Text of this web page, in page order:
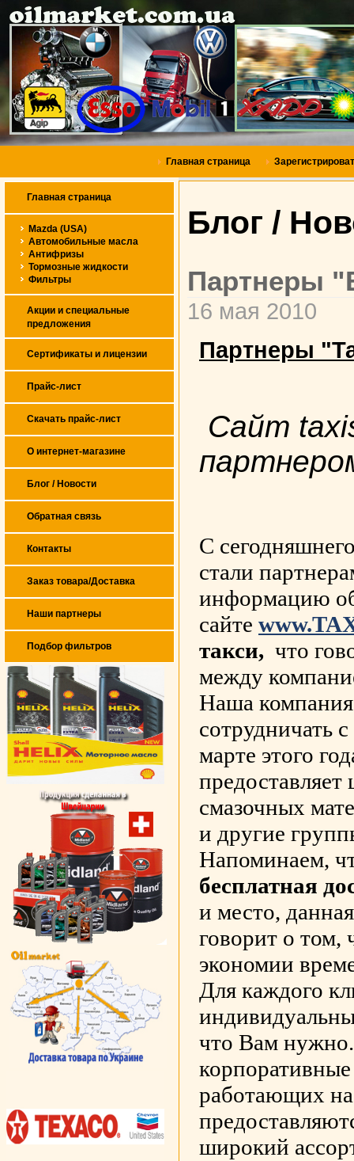
Главная страница
Главная страница
Mazda (USA)
Автомобильные масла
Антифризы
Тормозные жидкости
Фильтры
Акции и специальные
предложения
Сертификаты и лицензии
Прайс-лист
Скачать прайс-лист
О интернет-магазине
Блог / Новости
Обратная связь
Контакты
Заказ товара/Доставка
Наши партнеры
Подбор фильтров
Блог /
Партнеры
16 мая 2010
Партнеры
Сайт
С
стали
информацию
сайте
такси, что
между
Наша компания
сотрудничать
марте этого
смазочных
и другие
Напоминаем,
бесплатная
и место,
говорит о том,
экономии
Для каждого
что Вам
работающих
широкий